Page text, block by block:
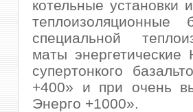
котельные установки
специальной
маты
супертонкого
+400» и при очень
Энерго +1000».